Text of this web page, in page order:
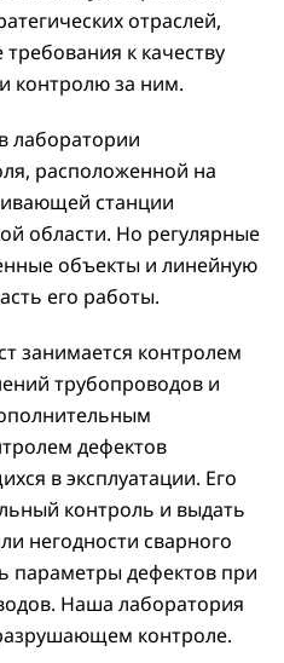
отраслей,
к качеству
контролю за ним.
лаборатории
расположенной на
станции
области. Но регулярные
объекты и линейную
его работы.
занимается контролем
трубопроводов и
дефектов
в эксплуатации. Его
контроль и выдать
негодности сварного
параметры дефектов при
Наша лаборатория
контроле.